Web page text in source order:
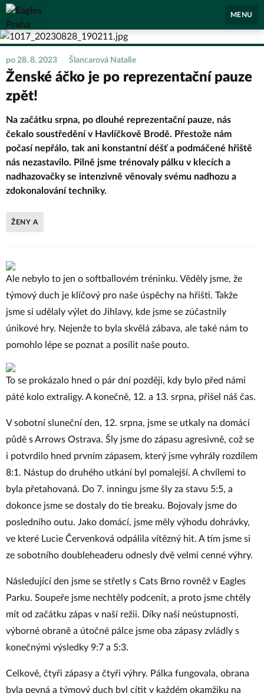
Eagles Praha
MENU
po 28. 8. 2023 Šlancarová Natalie
Ženské áčko je po reprezentační pauze
zpět!
Na začátku srpna, po dlouhé reprezentační pauze, nás
čekalo soustředění v Havlíčkově Brodě. Přestože nám
počasí nepřálo, tak ani konstantní déšť a podmáčené hřiště
nás nezastavilo. Pilně jsme trénovaly pálku v klecích a
nadhazovačky se intenzivně věnovaly svému nadhozu a
zdokonalování techniky.
ŽENY A
Ale nebylo to jen o softballovém tréninku. Věděly jsme, že
týmový duch je klíčový pro naše úspěchy na hřišti. Takže
jsme si udělaly výlet do Jihlavy, kde jsme se zúčastnily
únikové hry. Nejenže to byla skvělá zábava, ale také nám to
pomohlo lépe se poznat a posílit naše pouto.
To se prokázalo hned o pár dní později, kdy bylo před námi
páté kolo extraligy. A konečně, 12. a 13. srpna, přišel náš čas.
V sobotní sluneční den, 12. srpna, jsme se utkaly na domácí
půdě s Arrows Ostrava. Šly jsme do zápasu agresivně, což se
i potvrdilo hned prvním zápasem, který jsme vyhrály rozdílem
8:1. Nástup do druhého utkání byl pomalejší. A chvílemi to
byla přetahovaná. Do 7. inningu jsme šly za stavu 5:5, a
dokonce jsme se dostaly do tie breaku. Bojovaly jsme do
posledního outu. Jako domácí, jsme měly výhodu dohrávky,
ve které Lucie Červenková odpálila vítězný hit. A tím jsme si
ze sobotního doubleheaderu odnesly dvě velmi cenné výhry.
Následující den jsme se střetly s Cats Brno rovněž v Eagles
Parku. Soupeře jsme nechtěly podcenit, a proto jsme chtěly
mít od začátku zápas v naší režii. Díky naší neústupnosti,
výborné obraně a útočné pálce jsme oba zápasy zvládly s
konečnými výsledky 9:7 a 5:3.
Celkově, čtyři zápasy a čtyři výhry. Pálka fungovala, obrana
byla pevná a týmový duch byl cítit v každém okamžiku na